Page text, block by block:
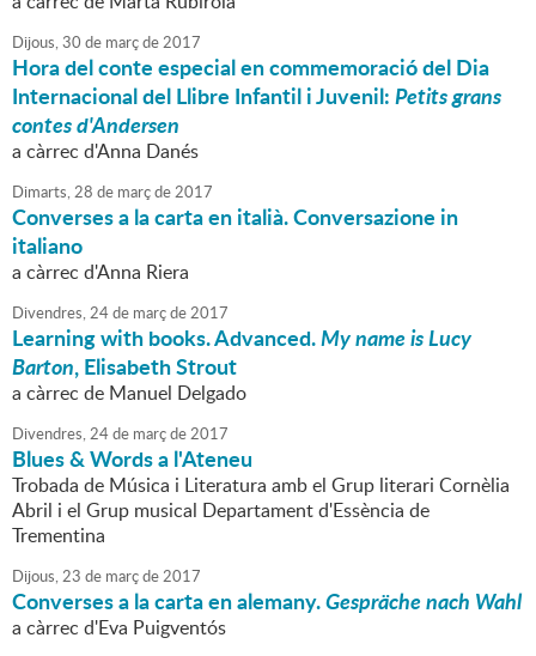
Dijous,30 de marçde2017
Hora del conte especial en commemoració del Dia
Internacional del Llibre Infantil i Juvenil:Petits grans
contes d'Andersen
a càrrec d'Anna Danés
Dimarts,28 de marçde2017
Converses a la carta en italià. Conversazione in
italiano
a càrrec d'Anna Riera
Divendres,24de marçde2017
Learning with books. Advanced.My name is Lucy
Barton, Elisabeth Strout
a càrrec de Manuel Delgado
Divendres,24de marçde2017
Blues & Words a l'Ateneu
Trobada de Música i Literatura amb el Grup literari Cornèlia
Abril i el Grup musical Departament d'Essència de
Trementina
Dijous,23 de marçde2017
Converses a la carta en alemany.Gespräche nach Wahl
a càrrec d'Eva Puigventós